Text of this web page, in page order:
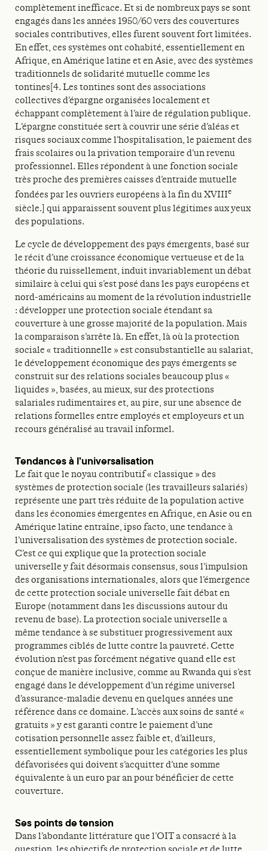
complètement inefficace. Et si de nombreux pays se sont
engagés dans les années 1950/60 vers des couvertures
sociales contributives, elles furent souvent fort limitées.
En effet, ces systèmes ont cohabité, essentiellement en
Afrique, en Amérique latine et en Asie, avec des systèmes
traditionnels de solidarité mutuelle comme les
tontines[4. Les tontines sont des associations
collectives d’épargne organisées localement et
échappant complètement à l’aire de régulation publique.
L’épargne constituée sert à couvrir une série d’aléas et
risques sociaux comme l’hospitalisation, le paiement des
frais scolaires ou la privation temporaire d’un revenu
professionnel. Elles répondent à une fonction sociale
très proche des premières caisses d’entraide mutuelle
fondées par les ouvriers européens à la fin du XVIIIe
siècle.] qui apparaissent souvent plus légitimes aux yeux
des populations.
Le cycle de développement des pays émergents, basé sur
le récit d’une croissance économique vertueuse et de la
théorie du ruissellement, induit invariablement un débat
similaire à celui qui s’est posé dans les pays européens et
nord-américains au moment de la révolution industrielle
: développer une protection sociale étendant sa
couverture à une grosse majorité de la population. Mais
la comparaison s’arrête là. En effet, là où la protection
sociale « traditionnelle » est consubstantielle au salariat,
le développement économique des pays émergents se
construit sur des relations sociales beaucoup plus «
liquides », basées, au mieux, sur des protections
salariales rudimentaires et, au pire, sur une absence de
relations formelles entre employés et employeurs et un
recours généralisé au travail informel.
Tendances à l’universalisation
Le fait que le noyau contributif « classique » des
systèmes de protection sociale (les travailleurs salariés)
représente une part très réduite de la population active
dans les économies émergentes en Afrique, en Asie ou en
Amérique latine entraîne, ipso facto, une tendance à
l’universalisation des systèmes de protection sociale.
C’est ce qui explique que la protection sociale
universelle y fait désormais consensus, sous l’impulsion
des organisations internationales, alors que l’émergence
de cette protection sociale universelle fait débat en
Europe (notamment dans les discussions autour du
revenu de base). La protection sociale universelle a
même tendance à se substituer progressivement aux
programmes ciblés de lutte contre la pauvreté. Cette
évolution n’est pas forcément négative quand elle est
conçue de manière inclusive, comme au Rwanda qui s’est
engagé dans le développement d’un régime universel
d’assurance-maladie devenu en quelques années une
référence dans ce domaine. L’accès aux soins de santé «
gratuits » y est garanti contre le paiement d’une
cotisation personnelle assez faible et, d’ailleurs,
essentiellement symbolique pour les catégories les plus
défavorisées qui doivent s’acquitter d’une somme
équivalente à un euro par an pour bénéficier de cette
couverture.
Ses points de tension
Dans l’abondante littérature que l’OIT a consacré à la